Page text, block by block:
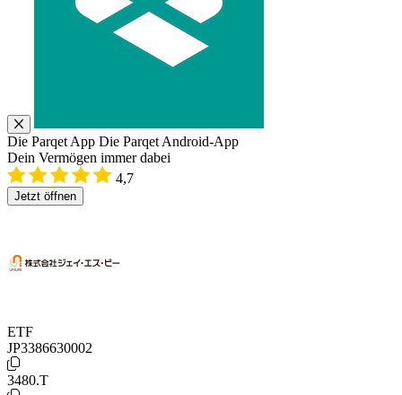
Die Parqet App Die Parqet Android-App
Dein Vermögen immer dabei
4,7
Jetzt öffnen
ETF
JP3386630002
3480.T